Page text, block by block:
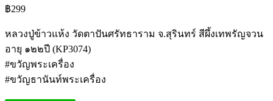
฿299
หลวงปู่ข้าวแห้ง วัดตาปันศรัทธาราม จ.สุรินทร์ สีผึ้งเทพรัญจวน
อายุ ๑๒๒ปี (KP3074)
#ขวัญพระเครื่อง
#ขวัญธานันท์พระเครื่อง